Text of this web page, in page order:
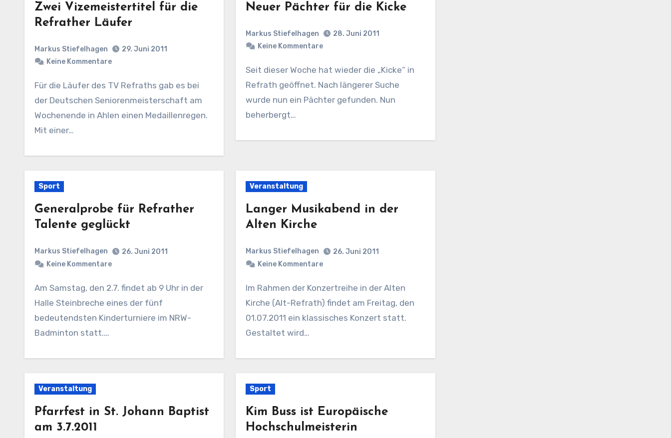
Zwei Vizemeistertitel für die
Refrather Läufer
Markus Stiefelhagen
29. Juni 2011
Keine Kommentare
Für die Läufer des TV Refraths gab es bei
der Deutschen Seniorenmeisterschaft am
Wochenende in Ahlen einen Medaillenregen.
Mit einer…
Neuer Pächter für die Kicke
Markus Stiefelhagen
28. Juni 2011
Keine Kommentare
Seit dieser Woche hat wieder die „Kicke“ in
Refrath geöffnet. Nach längerer Suche
wurde nun ein Pächter gefunden. Nun
beherbergt…
Sport
Generalprobe für Refrather
Talente geglückt
Markus Stiefelhagen
26. Juni 2011
Keine Kommentare
Am Samstag, den 2.7. findet ab 9 Uhr in der
Halle Steinbreche eines der fünf
bedeutendsten Kinderturniere im NRW-
Badminton statt.…
Veranstaltung
Langer Musikabend in der
Alten Kirche
Markus Stiefelhagen
26. Juni 2011
Keine Kommentare
Im Rahmen der Konzertreihe in der Alten
Kirche (Alt-Refrath) findet am Freitag, den
01.07.2011 ein klassisches Konzert statt.
Gestaltet wird…
Veranstaltung
Pfarrfest in St. Johann Baptist
am 3.7.2011
Sport
Kim Buss ist Europäische
Hochschulmeisterin